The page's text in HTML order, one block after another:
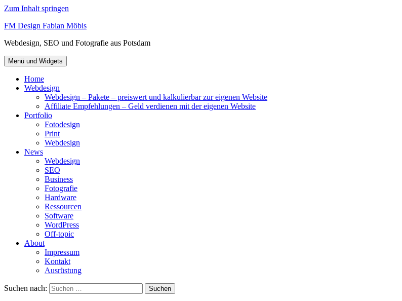
Zum Inhalt springen
FM Design Fabian Möbis
Webdesign, SEO und Fotografie aus Potsdam
Menü und Widgets
Home
Webdesign
Webdesign – Pakete – preiswert und kalkulierbar zur eigenen Website
Affiliate Empfehlungen – Geld verdienen mit der eigenen Website
Portfolio
Fotodesign
Print
Webdesign
News
Webdesign
SEO
Business
Fotografie
Hardware
Ressourcen
Software
WordPress
Off-topic
About
Impressum
Kontakt
Ausrüstung
Suchen nach: